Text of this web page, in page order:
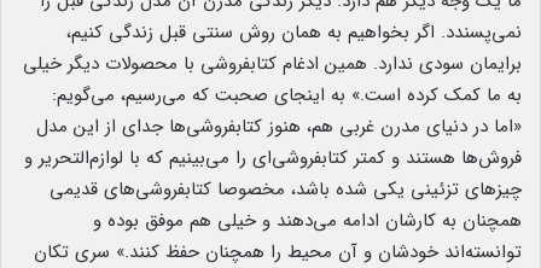
نمی‌پسندد. اگر بخواهیم به همان روش سنتی قبل زندگی کنیم،
برایمان سودی ندارد. همین ادغام کتابفروشی با محصولات دیگر خیلی
به ما کمک کرده است.» به اینجای صحبت که می‌رسیم، می‌گویم:
«اما در دنیای مدرن غربی هم، هنوز کتابفروشی‌ها جدای از این مدل
فروش‌ها هستند و کمتر کتابفروشی‌ای را می‌بینیم که با لوازم‌التحریر و
چیزهای تزئینی یکی شده باشد، مخصوصا کتابفروشی‌های قدیمی
همچنان به کارشان ادامه می‌دهند و خیلی هم موفق بوده‌ و
توانسته‌اند خودشان و آن محیط را همچنان حفظ کنند.» سری تکان